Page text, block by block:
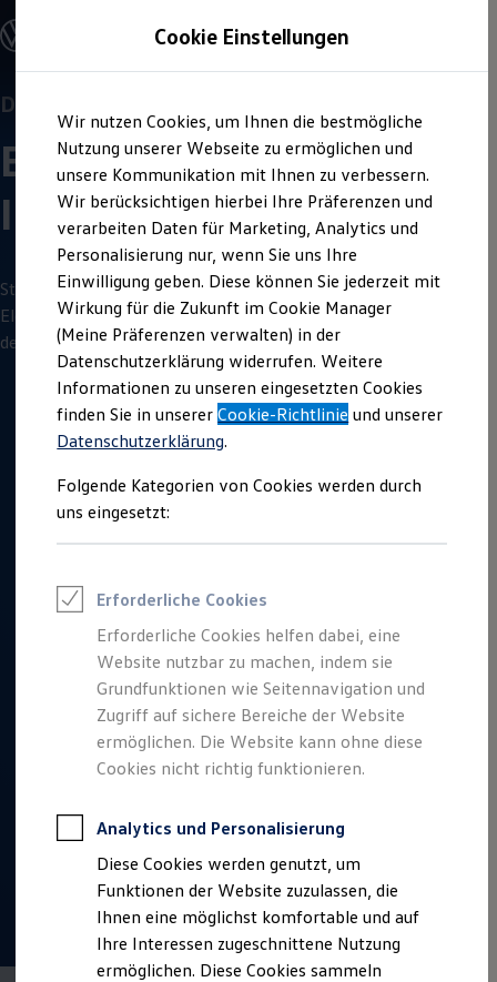
Hauptinhalt
springen
Footer
springen
Offene Stellen entdecken
Einstiegsmöglichkeiten
Schüler
Schülerpraktikum
Schüler Ferienjobs
Einstiegsqualifizierung
Studenten
Praktikum
Abschlussarbeit
Master-Stipendium
Auslandspraktikum
Jobs in Semesterferien
Werkstudentin / Werkstudent
Absolventen
StartUp Direct
Doktorandenprogramm
Volontariat
Berufserfahrene
Direkteinstieg
Jobs in der Volkswagen Group
Jobs in Produktion und Logistik
Talentpool für Fach- und Führungsexpertinnen
Arbeiten bei VW
Was uns ausmacht
Wir bei Volkswagen
Onboarding und Einarbeitung
Unternehmensbereiche
Standorte
Verhaltensgrundsätze
Karriere Magazin
Talentpool
Deine Bewerbung
Onlinebewerbung: So geht's
Bewerbungstipps
Eine Absage - was nun?
Anreise zu Interview oder AC
Kontakt und Hilfe
Barrierefrei bewerben
Triff unsere Recruiter
Events
Duales Studium
Elektro- und
Informations­technik
Starte zum Wintersemester 2027/2028 dein duales Studium
Elektro- und Informations­technikbei Volkswagen: Sichere dir
deinen dualen Studienplatz.
2 MinutenLesezeit
Für welchen Standort
Duales Studium |Elektro- undInformations­
technik
Cookie Einstellungen
Wir nutzen Cookies, um Ihnen die bestmögliche
Nutzung unserer Webseite zu ermöglichen und
unsere Kommunikation mit Ihnen zu verbessern.
Wir berücksichtigen hierbei Ihre Präferenzen und
verarbeiten Daten für Marketing, Analytics und
Personalisierung nur, wenn Sie uns Ihre
Einwilligung geben. Diese können Sie jederzeit mit
Wirkung für die Zukunft im Cookie Manager
(Meine Präferenzen verwalten) in der
Datenschutzerklärung widerrufen. Weitere
Informationen zu unseren eingesetzten Cookies
finden Sie in unsererCookie-Richtlinie und unserer
Datenschutzerklärung.
Folgende Kategorien von Cookies werden durch
uns eingesetzt:
Erforderliche Cookies
Erforderliche Cookies helfen dabei, eine
Website nutzbar zu machen, indem sie
Grundfunktionen wie Seitennavigation und
Zugriff auf sichere Bereiche der Website
ermöglichen. Die Website kann ohne diese
Cookies nicht richtig funktionieren.
Analytics und Personalisierung
Diese Cookies werden genutzt, um
Funktionen der Website zuzulassen, die
Ihnen eine möglichst komfortable und auf
Ihre Interessen zugeschnittene Nutzung
ermöglichen. Diese Cookies sammeln